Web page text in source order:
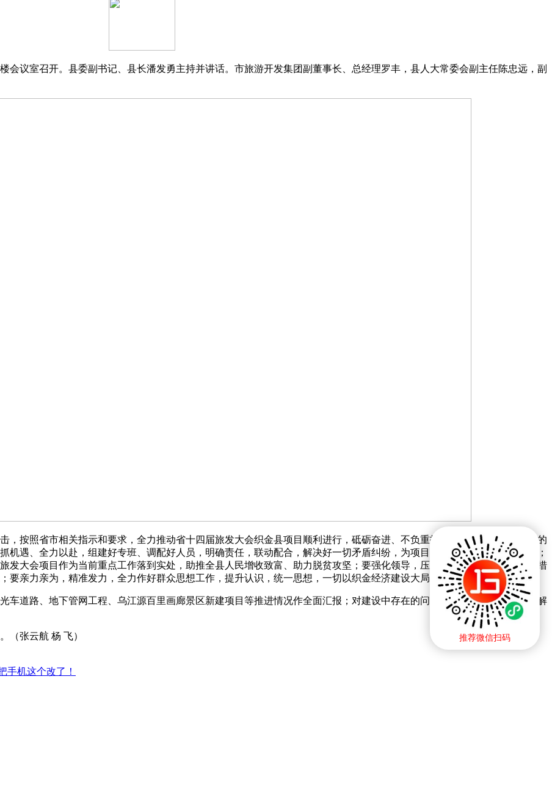
推荐微信扫码
会议室召开。县委副书记、县长潘发勇主持并讲话。市旅游开发集团副董事长、总经理罗丰，县人大常委会副主任陈忠远，副
，按照省市相关指示和要求，全力推动省十四届旅发大会织金县项目顺利进行，砥砺奋进、不负重托，为省十四届旅发大会的
机遇、全力以赴，组建好专班、调配好人员，明确责任，联动配合，解决好一切矛盾纠纷，为项目的顺利深入实施扫清障碍；
发大会项目作为当前重点工作落到实处，助推全县人民增收致富、助力脱贫攻坚；要强化领导，压实责任，倒排工期，细化措
要亲力亲为，精准发力，全力作好群众思想工作，提升认识，统一思想，一切以织金经济建设大局为重。
车道路、地下管网工程、乌江源百里画廊景区新建项目等推进情况作全面汇报；对建设中存在的问题进行了梳理，逐一提出解
（张云航 杨 飞）
手机这个改了！